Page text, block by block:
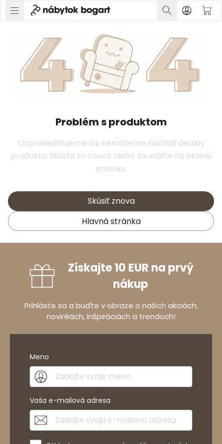
Problém s produktom
Ospravedlňujeme sa, nemôžeme načítať detaily
produktu. Skúste to znova alebo sa vráťte na hlavnú
stránku.
Skúsiť znova
Hlavná stránka
Získajte 10 EUR na prvý
nákup
Prihláste sa a buďte v obraze o našich akciách,
novinkách, inšpiráciách a trendoch!
Meno
Vaša e-mailová adresa